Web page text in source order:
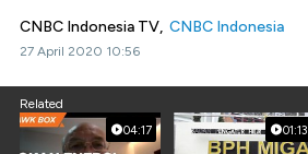
CNBC Indonesia TV, CNBC Indonesia
27 April 2020 10:56
Related
04:17 01:13